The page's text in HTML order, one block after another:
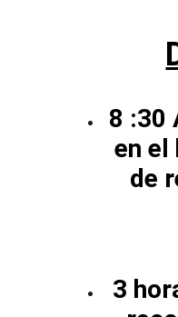
8 :30
en el
de